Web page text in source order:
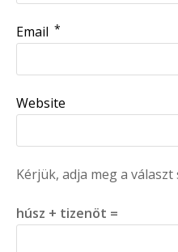
Email *
Website
Kérjük, adja meg a választ
húsz + tizenöt =